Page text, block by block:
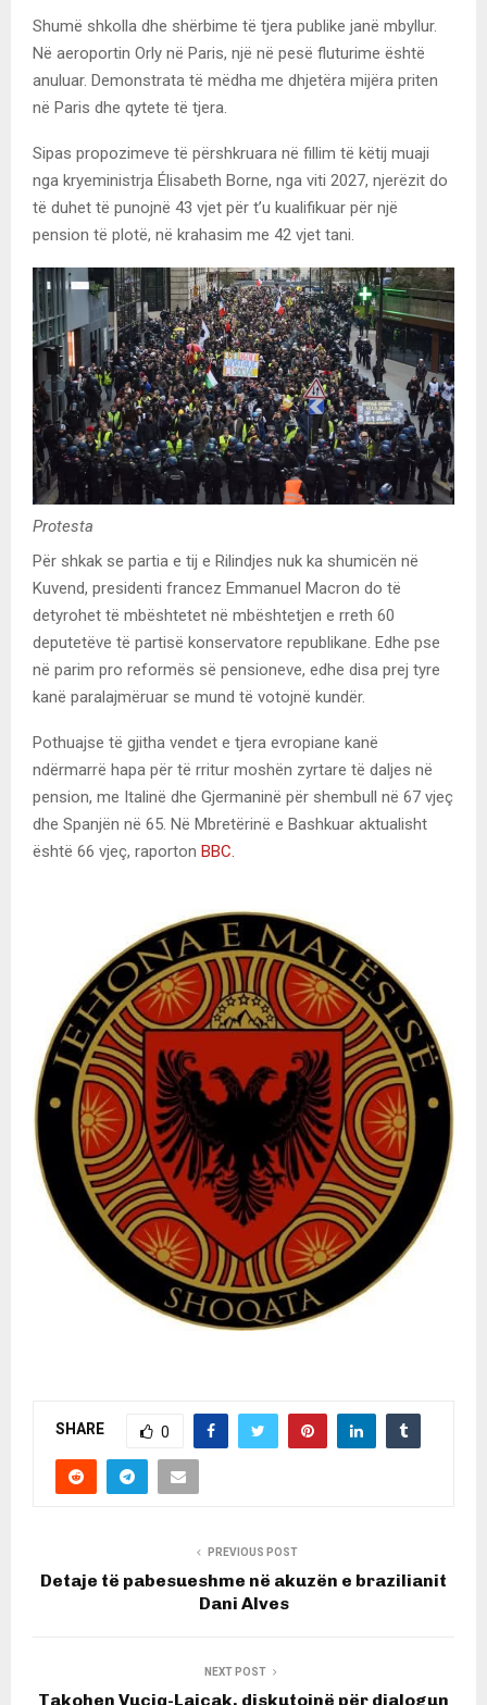
Shumë shkolla dhe shërbime të tjera publike janë mbyllur.
Në aeroportin Orly në Paris, një në pesë fluturime është
anuluar. Demonstrata të mëdha me dhjetëra mijëra priten
në Paris dhe qytete të tjera.
Sipas propozimeve të përshkruara në fillim të këtij muaji
nga kryeministrja Élisabeth Borne, nga viti 2027, njerëzit do
të duhet të punojnë 43 vjet për t’u kualifikuar për një
pension të plotë, në krahasim me 42 vjet tani.
Protesta
Për shkak se partia e tij e Rilindjes nuk ka shumicën në
Kuvend, presidenti francez Emmanuel Macron do të
detyrohet të mbështetet në mbështetjen e rreth 60
deputetëve të partisë konservatore republikane. Edhe pse
në parim pro reformës së pensioneve, edhe disa prej tyre
kanë paralajmëruar se mund të votojnë kundër.
Pothuajse të gjitha vendet e tjera evropiane kanë
ndërmarrë hapa për të rritur moshën zyrtare të daljes në
pension, me Italinë dhe Gjermaninë për shembull në 67 vjeç
dhe Spanjën në 65. Në Mbretërinë e Bashkuar aktualisht
është 66 vjeç, raporton BBC.
SHARE 0
PREVIOUS POST
Detaje të pabesueshme në akuzën e brazilianit
Dani Alves
NEXT POST
Takohen Vuçiq-Lajçak, diskutojnë për dialogun